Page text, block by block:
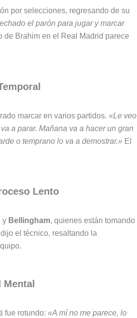
por selecciones, regresando de su
el parón para jugar y marcar
de Brahim en el Real Madrid parece
marcar en varios partidos. «Le veo
a parar. Mañana va a hacer un gran
o temprano lo va a demostrar.» El
Lento
y Bellingham, quienes están tomando
dijo el técnico, resaltando la
fue rotundo: «A mí no me parece, lo